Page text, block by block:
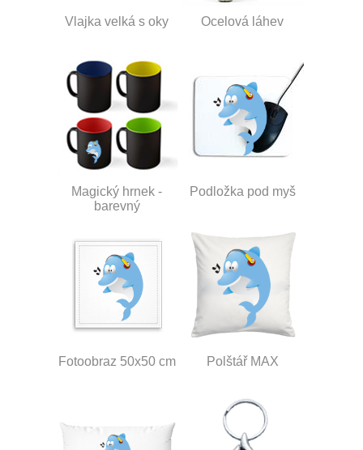
Vlajka velká s oky Ocelová láhev
Magický hrnek -
barevný
Podložka pod myš
Fotoobraz 50x50 cm Polštář MAX